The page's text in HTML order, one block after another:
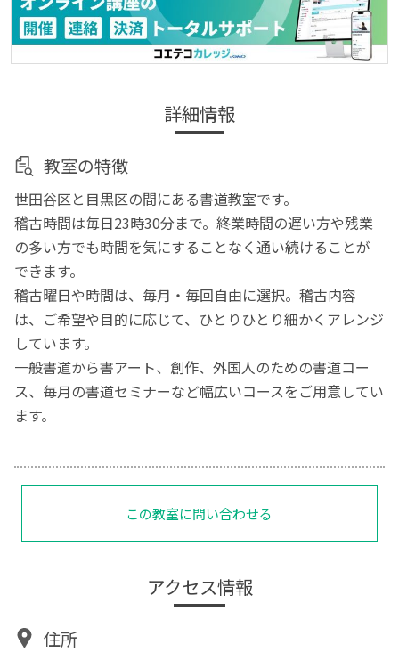
詳細情報
教室の特徴
世田谷区と目黒区の間にある書道教室です。
稽古時間は毎日23時30分まで。終業時間の遅い方や残業
の多い方でも時間を気にすることなく通い続けることが
できます。
稽古曜日や時間は、毎月・毎回自由に選択。稽古内容
は、ご希望や目的に応じて、ひとりひとり細かくアレンジ
しています。
一般書道から書アート、創作、外国人のための書道コー
ス、毎月の書道セミナーなど幅広いコースをご用意してい
ます。
この教室に問い合わせる
アクセス情報
住所